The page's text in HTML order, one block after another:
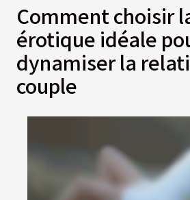
Comment choisir
érotique idéale
dynamiser la
couple